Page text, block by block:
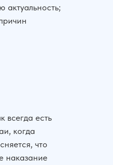
актуальность;
всегда есть
когда
что
наказание